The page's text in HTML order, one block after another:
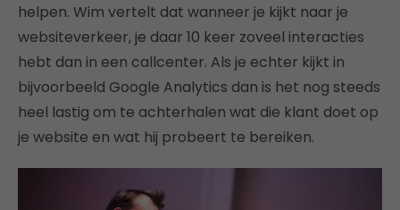
helpen. Wim vertelt dat wanneer je kijkt naar je
websiteverkeer, je daar 10 keer zoveel interacties
hebt dan in een callcenter. Als je echter kijkt in
bijvoorbeeld Google Analytics dan is het nog steeds
heel lastig om te achterhalen wat die klant doet op
je website en wat hij probeert te bereiken.